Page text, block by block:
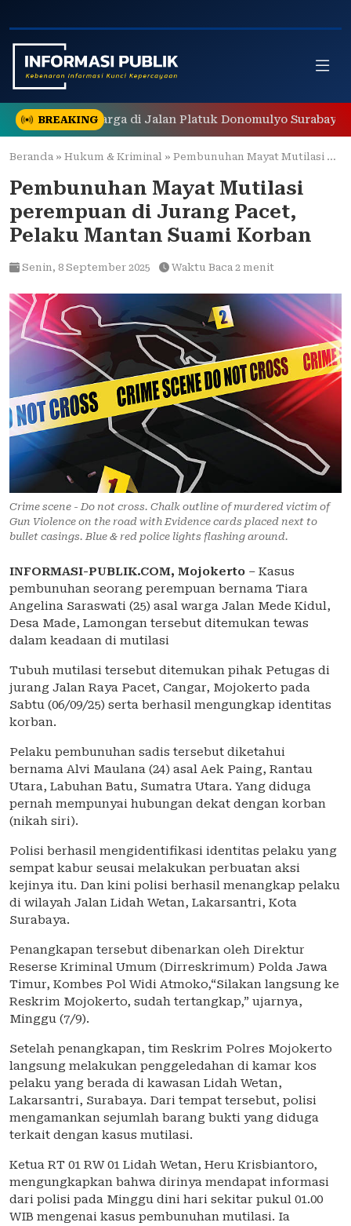
to
content
BREAKING
Warga di Jalan Platuk Donomulyo Surabaya
Beranda » Hukum & Kriminal » Pembunuhan Mayat Mutilasi perempuan di Jurang Pacet, Pelaku Mantan Suami Korban
Pembunuhan Mayat Mutilasi
perempuan di Jurang Pacet,
Pelaku Mantan Suami Korban
Senin, 8 September 2025 Waktu Baca 2 menit
Crime scene - Do not cross. Chalk outline of murdered victim of
Gun Violence on the road with Evidence cards placed next to
bullet casings. Blue & red police lights flashing around.
INFORMASI-PUBLIK.COM, Mojokerto – Kasus
pembunuhan seorang perempuan bernama Tiara
Angelina Saraswati (25) asal warga Jalan Mede Kidul,
Desa Made, Lamongan tersebut ditemukan tewas
dalam keadaan di mutilasi
Tubuh mutilasi tersebut ditemukan pihak Petugas di
jurang Jalan Raya Pacet, Cangar, Mojokerto pada
Sabtu (06/09/25) serta berhasil mengungkap identitas
korban.
Pelaku pembunuhan sadis tersebut diketahui
bernama Alvi Maulana (24) asal Aek Paing, Rantau
Utara, Labuhan Batu, Sumatra Utara. Yang diduga
pernah mempunyai hubungan dekat dengan korban
(nikah siri).
Polisi berhasil mengidentifikasi identitas pelaku yang
sempat kabur seusai melakukan perbuatan aksi
kejinya itu. Dan kini polisi berhasil menangkap pelaku
di wilayah Jalan Lidah Wetan, Lakarsantri, Kota
Surabaya.
Penangkapan tersebut dibenarkan oleh Direktur
Reserse Kriminal Umum (Dirreskrimum) Polda Jawa
Timur, Kombes Pol Widi Atmoko,“Silakan langsung ke
Reskrim Mojokerto, sudah tertangkap,” ujarnya,
Minggu (7/9).
Setelah penangkapan, tim Reskrim Polres Mojokerto
langsung melakukan penggeledahan di kamar kos
pelaku yang berada di kawasan Lidah Wetan,
Lakarsantri, Surabaya. Dari tempat tersebut, polisi
mengamankan sejumlah barang bukti yang diduga
terkait dengan kasus mutilasi.
Ketua RT 01 RW 01 Lidah Wetan, Heru Krisbiantoro,
mengungkapkan bahwa dirinya mendapat informasi
dari polisi pada Minggu dini hari sekitar pukul 01.00
WIB mengenai kasus pembunuhan mutilasi. Ia